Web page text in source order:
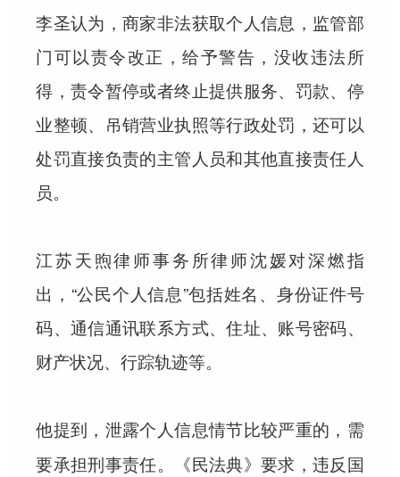
李圣认为，商家非法获取个人信息，监管部
门可以责令改正，给予警告，没收违法所
得，责令暂停或者终止提供服务、罚款、停
业整顿、吊销营业执照等行政处罚，还可以
处罚直接负责的主管人员和其他直接责任人
员。
江苏天煦律师事务所律师沈媛对深燃指
出，“公民个人信息”包括姓名、身份证件号
码、通信通讯联系方式、住址、账号密码、
财产状况、行踪轨迹等。
他提到，泄露个人信息情节比较严重的，需
要承担刑事责任。《民法典》要求，违反国